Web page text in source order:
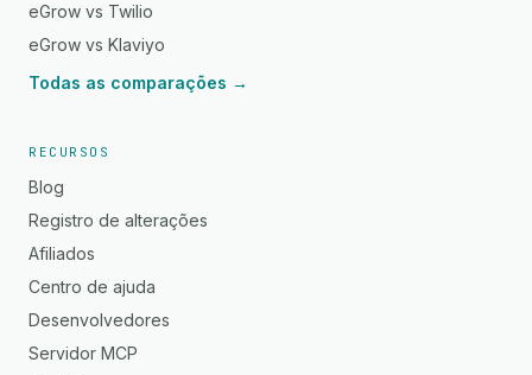
eGrow vs Twilio
eGrow vs Klaviyo
Todas as comparações →
RECURSOS
Blog
Registro de alterações
Afiliados
Centro de ajuda
Desenvolvedores
Servidor MCP